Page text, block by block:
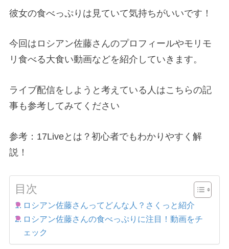
彼女の食べっぷりは見ていて気持ちがいいです！
今回はロシアン佐藤さんのプロフィールやモリモ
リ食べる大食い動画などを紹介していきます。
ライブ配信をしようと考えている人はこちらの記
事も参考してみてください
参考：17Liveとは？初心者でもわかりやすく解
説！
目次
ロシアン佐藤さんってどんな人？さくっと紹介
ロシアン佐藤さんの食べっぷりに注目！動画をチ
ェック